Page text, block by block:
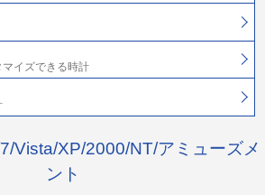
イズできる時計
Vista/XP/2000/NT/アミューズメ
ント